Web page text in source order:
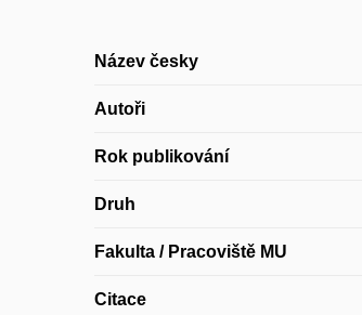
Název česky
Autoři
Rok publikování
Druh
Fakulta / Pracoviště MU
Citace